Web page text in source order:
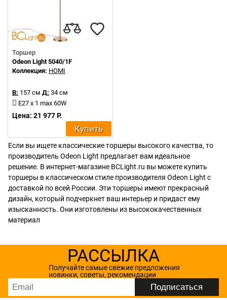
Торшер
Odeon Light 5040/1F
Коллекция: HOMI
В: 157 см Д: 34 см
E27 x 1 max 60W
Цена: 21 977 Р.
Купить
Если вы ищете классические торшеры высокого качества, то
производитель Odeon Light предлагает вам идеальное
решение. В интернет-магазине BCLight.ru вы можете купить
торшеры в классическом стиле производителя Odeon Light с
доставкой по всей России. Эти торшеры имеют прекрасный
дизайн, который подчеркнет ваш интерьер и придаст ему
изысканность. Они изготовлены из высококачественных
материал
РАССЫЛКА
Получайте самые свежие предложения
новинки, советы, рекомендации